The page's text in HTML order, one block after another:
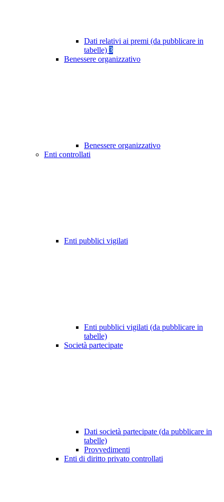
Dati relativi ai premi (da pubblicare in
tabelle) 3
Benessere organizzativo
Benessere organizzativo
Enti controllati
Enti pubblici vigilati
Enti pubblici vigilati (da pubblicare in
tabelle)
Società partecipate
Dati società partecipate (da pubblicare in
tabelle)
Provvedimenti
Enti di diritto privato controllati